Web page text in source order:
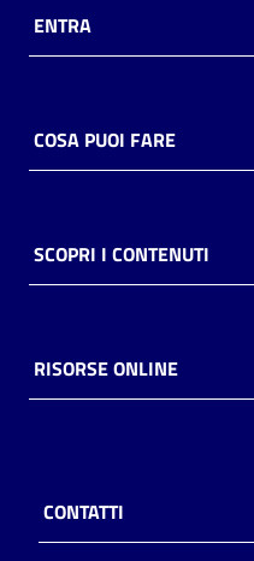
Risorse
online
Casa
Piani
storico
per
ENTRA
COSA PUOI FARE
SCOPRI I CONTENUTI
RISORSE ONLINE
CONTATTI